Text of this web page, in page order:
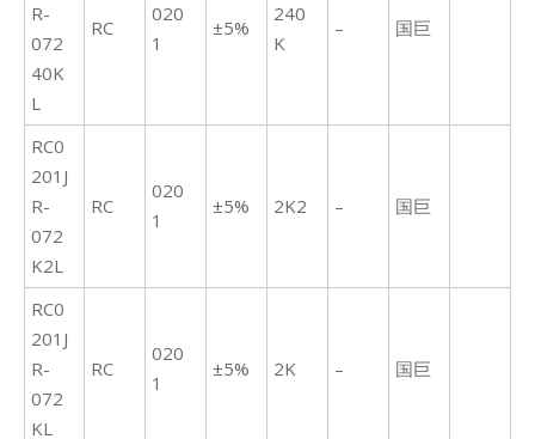
R-
072
40K
L
RC
020
1
±5%
240
K
– 国巨
RC0
201J
R-
072
K2L
RC
020
1
±5% 2K2 – 国巨
RC0
201J
R-
072
KL
RC
020
1
±5% 2K – 国巨